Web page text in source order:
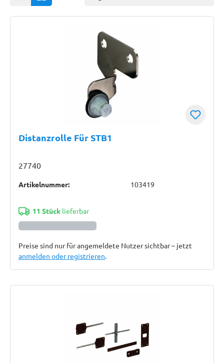
Distanzrolle Für STB1
27740
Artikelnummer: 103419
11 Stücklieferbar
Preise sind nur für angemeldete Nutzer sichtbar – jetzt
anmelden oder registrieren.